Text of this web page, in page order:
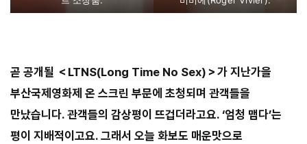
곧 공개될 ＜LTNS(Long Time No Sex)＞가 지난가을
부산국제영화제 온 스크린 부문에 초청되며 관객들을
만났습니다. 관객들의 감상평이 뜨겁더라고요. ‘엄청 맵다’는
평이 지배적이고요. 그래서 오늘 화보도 매운맛으로